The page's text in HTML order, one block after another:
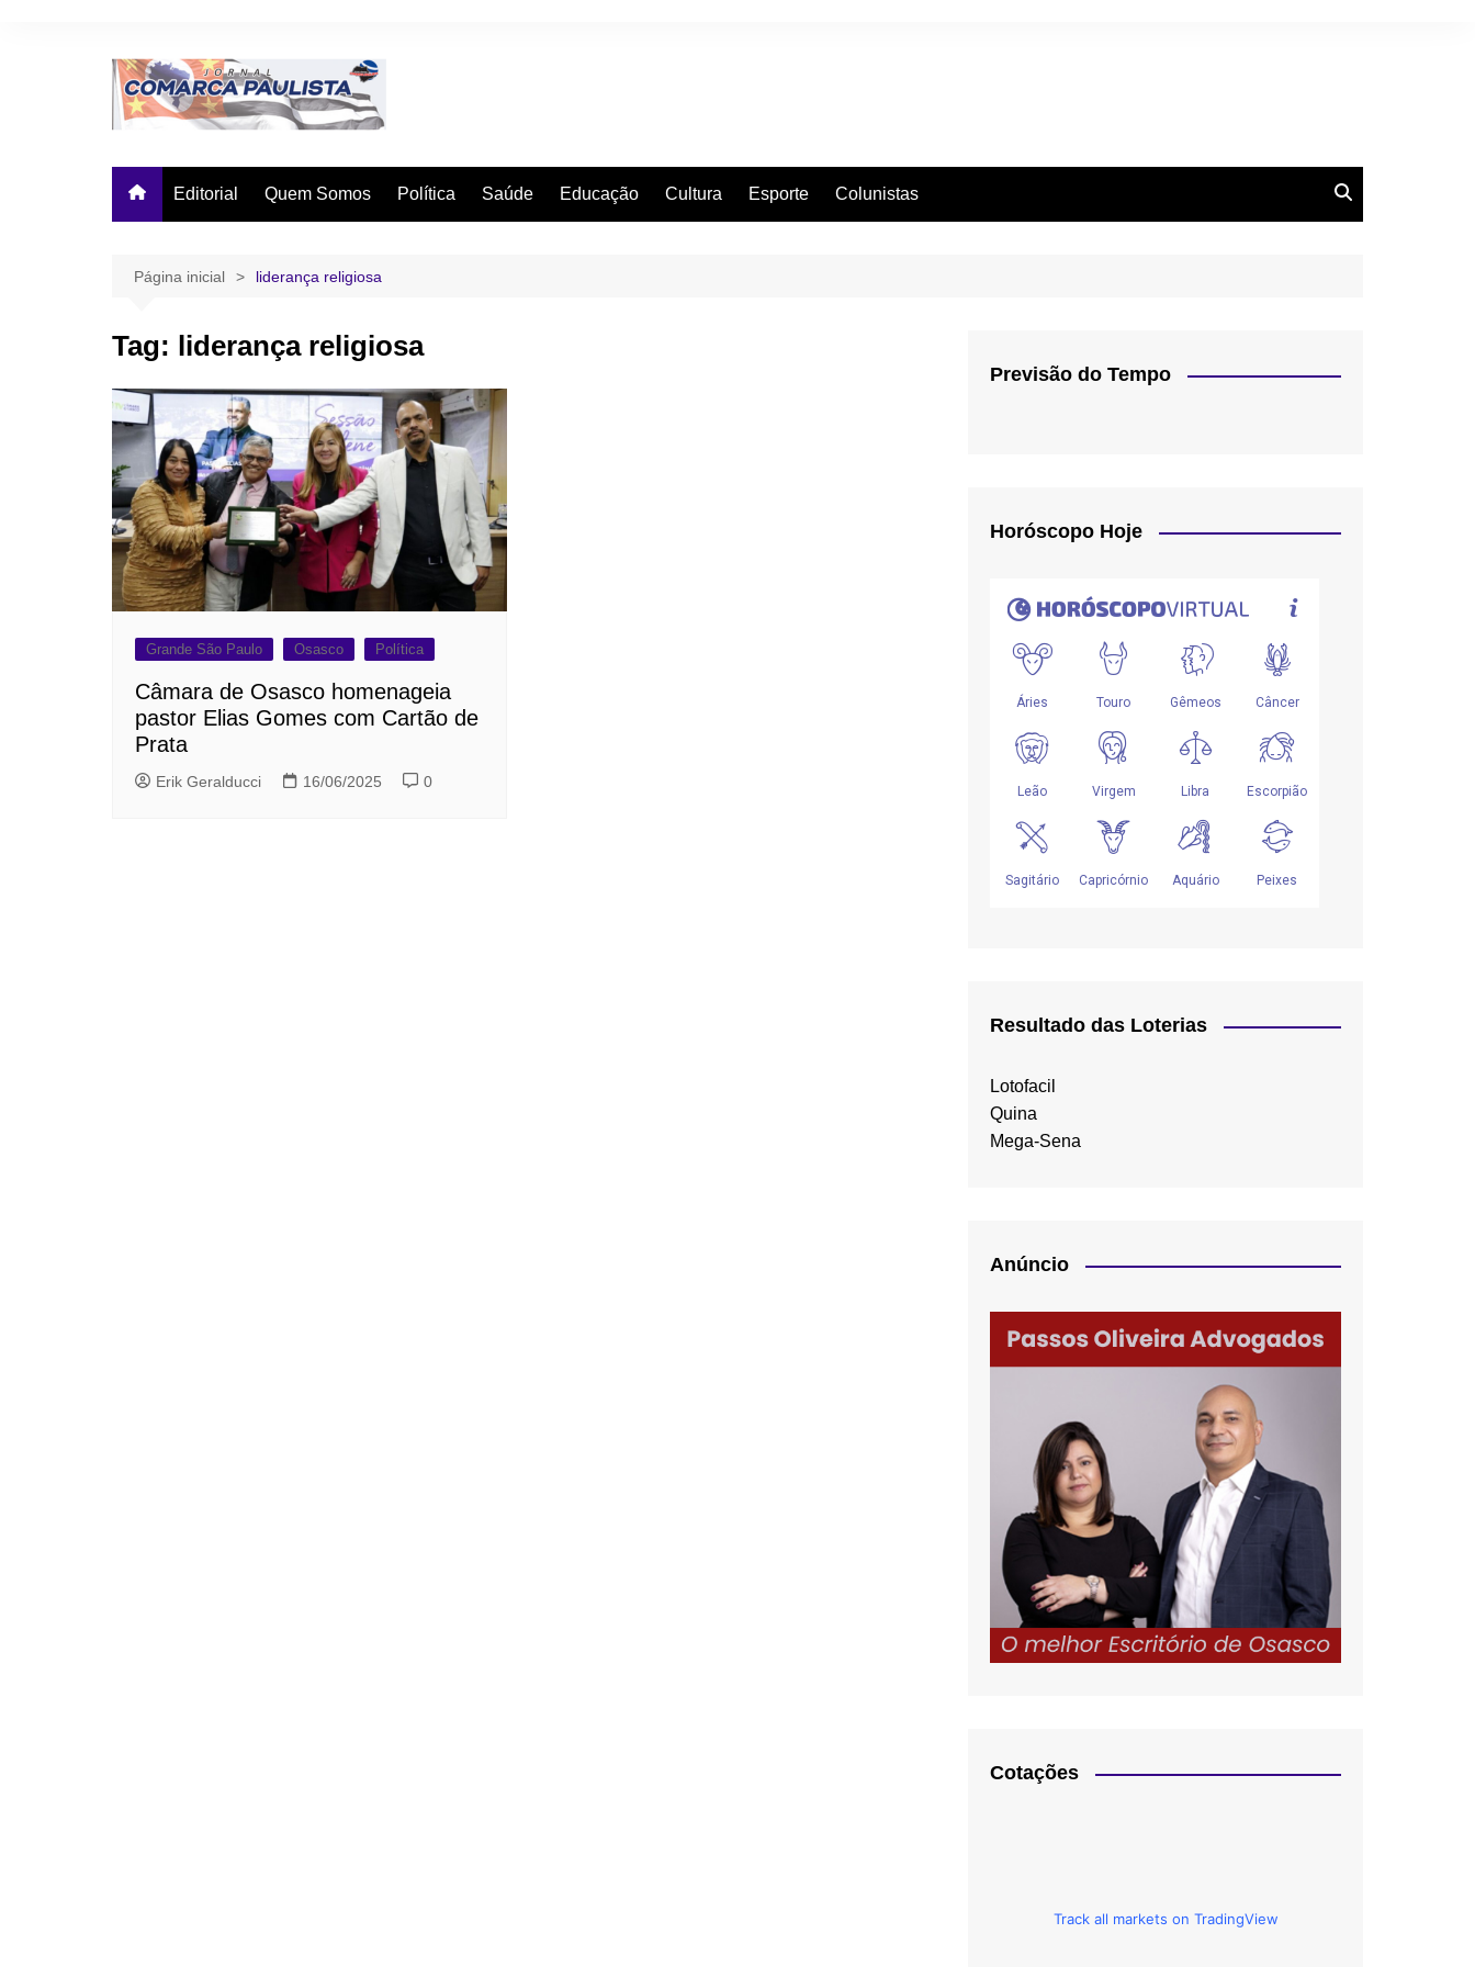
Editorial Quem Somos Política Saúde Educação Cultura Esporte Colunistas
Página inicial liderança religiosa
Tag: liderança religiosa
Grande São Paulo Osasco Política
Câmara de Osasco homenageia
pastor Elias Gomes com Cartão de
Prata
Erik Geralducci 16/06/2025 0
Previsão do Tempo
Horóscopo Hoje
Resultado das Loterias
Lotofacil
Quina
Mega-Sena
Anúncio
Cotações
Track all markets on TradingView